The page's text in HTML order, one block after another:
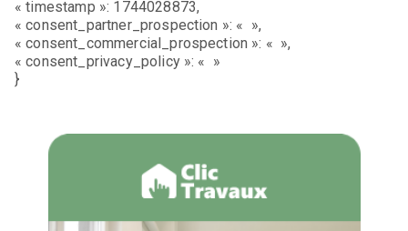
« timestamp »: 1744028873,
« consent_partner_prospection »: « »,
« consent_commercial_prospection »: « »,
« consent_privacy_policy »: « »
}